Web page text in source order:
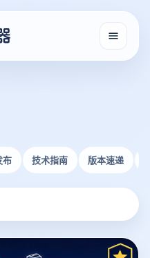
布 技术指南 版本速递